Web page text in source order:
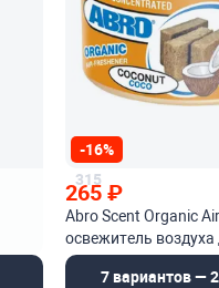
-16%
315
265₽
Abro Scent Organic
освежитель воздуха
автомобиля
7 вариантов —